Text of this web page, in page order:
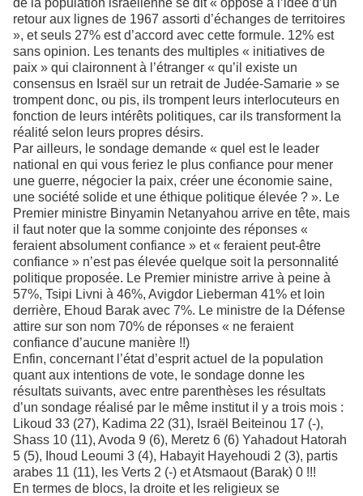
de la population israélienne se dit « opposé à l’idée d’un
retour aux lignes de 1967 assorti d’échanges de territoires
», et seuls 27% est d’accord avec cette formule. 12% est
sans opinion. Les tenants des multiples « initiatives de
paix » qui claironnent à l’étranger « qu’il existe un
consensus en Israël sur un retrait de Judée-Samarie » se
trompent donc, ou pis, ils trompent leurs interlocuteurs en
fonction de leurs intérêts politiques, car ils transforment la
réalité selon leurs propres désirs.
Par ailleurs, le sondage demande « quel est le leader
national en qui vous feriez le plus confiance pour mener
une guerre, négocier la paix, créer une économie saine,
une société solide et une éthique politique élevée ? ». Le
Premier ministre Binyamin Netanyahou arrive en tête, mais
il faut noter que la somme conjointe des réponses «
feraient absolument confiance » et « feraient peut-être
confiance » n’est pas élevée quelque soit la personnalité
politique proposée. Le Premier ministre arrive à peine à
57%, Tsipi Livni à 46%, Avigdor Lieberman 41% et loin
derrière, Ehoud Barak avec 7%. Le ministre de la Défense
attire sur son nom 70% de réponses « ne feraient
confiance d’aucune manière !!)
Enfin, concernant l’état d’esprit actuel de la population
quant aux intentions de vote, le sondage donne les
résultats suivants, avec entre parenthèses les résultats
d’un sondage réalisé par le même institut il y a trois mois :
Likoud 33 (27), Kadima 22 (31), Israël Beiteinou 17 (-),
Shass 10 (11), Avoda 9 (6), Meretz 6 (6) Yahadout Hatorah
5 (5), Ihoud Leoumi 3 (4), Habayit Hayehoudi 2 (3), partis
arabes 11 (11), les Verts 2 (-) et Atsmaout (Barak) 0 !!!
En termes de blocs, la droite et les religieux se